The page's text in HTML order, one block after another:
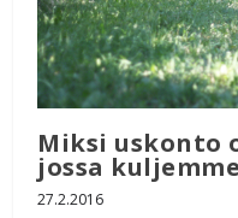
Miksi uskonto
jossa kuljemme
27.2.2016